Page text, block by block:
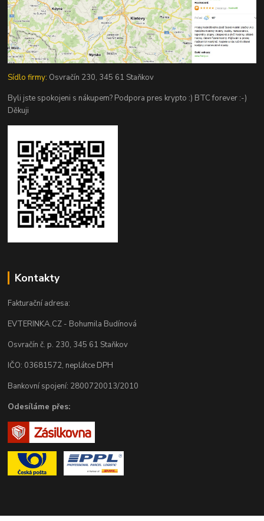
Sídlo firmy: Osvračín 230, 345 61 Staňkov
Byli jste spokojeni s nákupem? Podpora pres krypto :) BTC forever :-)
Děkuji
Kontakty
Fakturační adresa:
EVTERINKA.CZ - Bohumila Budínová
Osvračín č. p. 230, 345 61 Staňkov
IČO: 03681572, neplátce DPH
Bankovní spojení: 2800720013/2010
Odesíláme přes: